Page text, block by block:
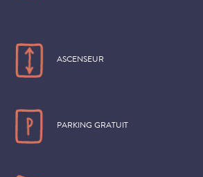
ASCENSEUR
PARKING GRATUIT